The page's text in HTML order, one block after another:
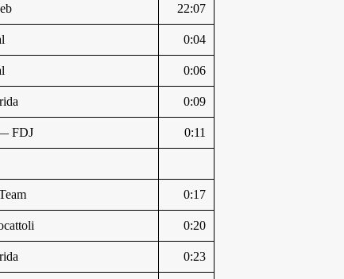
22:07
0:04
0:06
0:09
FDJ 0:11
0:17
0:20
0:23